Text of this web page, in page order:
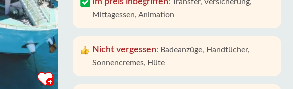
Im preis inbegriffen: Transfer, Versicherung,
Mittagessen, Animation
Nicht vergessen: Badeanzüge, Handtücher,
Sonnencremes, Hüte